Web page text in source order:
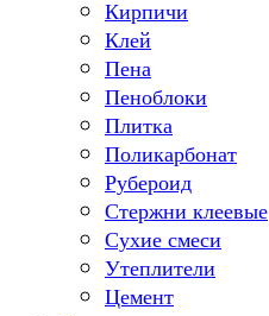
Кирпичи
Клей
Пена
Пеноблоки
Плитка
Поликарбонат
Рубероид
Стержни клеевые
Сухие смеси
Утеплители
Цемент